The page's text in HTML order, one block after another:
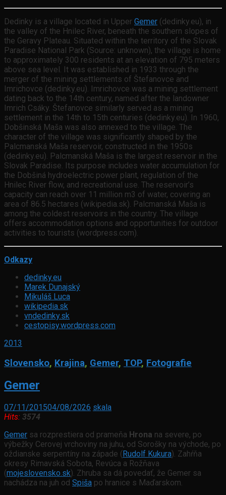
Dedinky is a village located in Upper Gemer (dedinky.eu), in
the valley of the Hnilec River, beneath the southern slopes of
the Geravy Plateau. Situated within the territory of the Slovak
Paradise National Park (Source: unknown), the village is home
to approximately 300 residents at an elevation of 795 meters
above sea level. It was established in 1933 through the
merger of the mining settlements of Štefanovce and
Imrichovce (dedinky.eu). Imrichovce was a mining settlement
dating back to the 14th century, named after the landowner
Imrich Csáky. Štefanovce similarly served as a mining
settlement in the 14th to 15th centuries (dedinky.eu). In 1960,
Dobšinská Maša was also annexed to the village. The
character of the village was significantly shaped by the
Palcmanská Maša reservoir, constructed in the 1950s
(dedinky.eu). Palcmanská Maša is the largest reservoir in the
Slovak Paradise. Its purpose includes water accumulation for
the Dobšiná hydroelectric power plant, regulation of the
Hnilec River flow, and recreational use. The reservoir’s
capacity can reach over 11 million m3 of water, covering an
area of 86.5 hectares (wikipedia.sk). Palcmanská Maša is
among the coldest reservoirs in the country. The village
offers accommodation options and opportunities for outdoor
activities to tourists (wordpress.com).
Odkazy
dedinky.eu
Marek Dunajský
Mikuláš Luca
wikipedia.sk
vndedinky.sk
cestopisy.wordpress.com
2013
Slovensko, Krajina, Gemer, TOP, Fotografie
Gemer
07/11/201504/08/2026 skala
Hits: 3574
Gemer sa rozprestiera od prameňa Hrona na severe, po
výbežky Cerovej vrchoviny na juhu, od Sorošky na východe, po
oždianske serpentíny na západe ( Rudolf Kukura). Zahŕňa
okresy Rimavská Sobota, Revúca a Rožňava
(mojeslovensko.sk). Zhruba sa dá povedať, že Gemer sa
nachádza na juh od Spiša po hranice s Maďarskom.